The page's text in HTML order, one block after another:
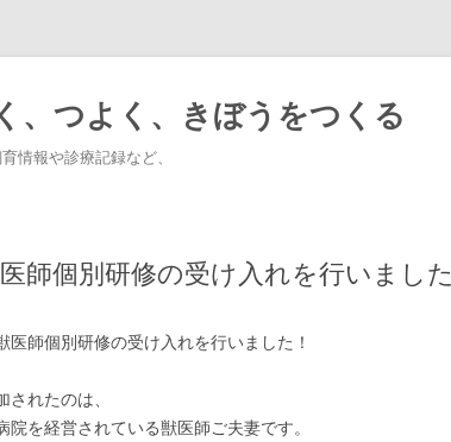
、つよく、きぼうをつくる
情報や診療記録など、
師個別研修の受け入れを行いました
医師個別研修の受け入れを行いました！
れたのは、
院を経営されている獣医師ご夫妻です。